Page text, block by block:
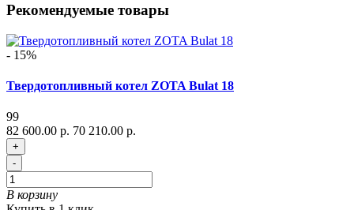
Рекомендуемые товары
- 15%
Твердотопливный котел ZOTA Bulat 18
99
82 600.00 р. 70 210.00 р.
+
-
В корзину